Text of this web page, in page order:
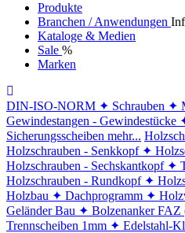
Produkte
Branchen / Anwendungen
Kataloge & Medien
Sale %
Marken
DIN-ISO-NORM ✦ Schrauben ✦
Gewindestangen - Gewindestücke
Sicherungsscheiben mehr...
Holzschrauben - Senkkopf ✦
Holzschrauben - Sechskantkopf ✦
Holzschrauben - Rundkopf ✦
Holzbau ✦ Dachprogramm ✦
Geländer Bau ✦ Bolzenanker FAZ
Trennscheiben 1mm ✦ Edelstahl-